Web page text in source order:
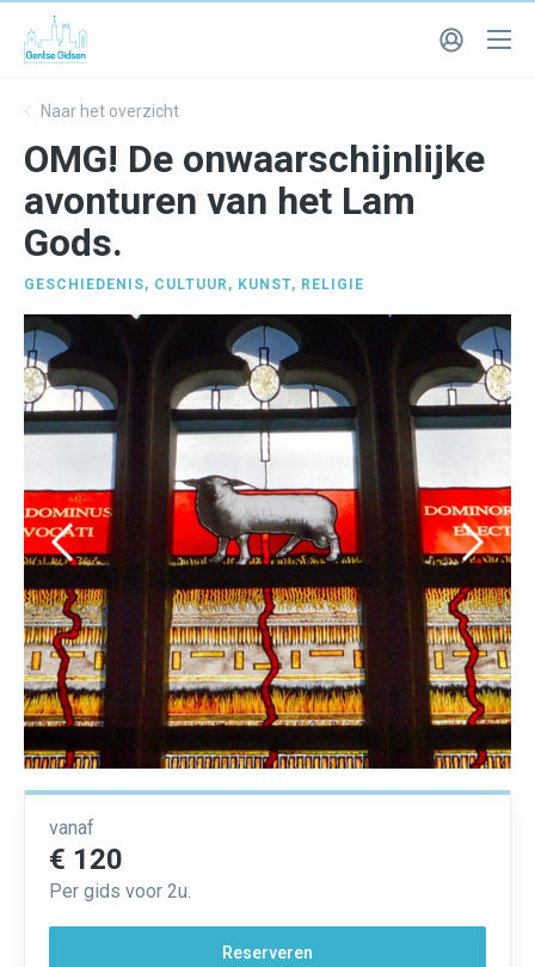
Naar het overzicht
OMG! De onwaarschijnlijke
avonturen van het Lam
Gods.
GESCHIEDENIS, CULTUUR , KUNST, RELIGIE
vanaf
€ 120
Per gids voor 2u.
Reserveren